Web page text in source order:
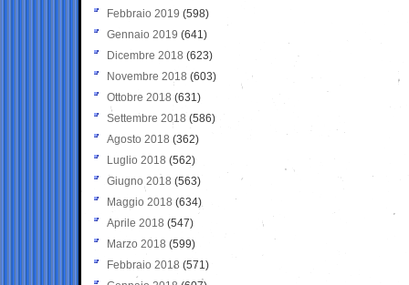
Febbraio 2019 (598)
Gennaio 2019 (641)
Dicembre 2018 (623)
Novembre 2018 (603)
Ottobre 2018 (631)
Settembre 2018 (586)
Agosto 2018 (362)
Luglio 2018 (562)
Giugno 2018 (563)
Maggio 2018 (634)
Aprile 2018 (547)
Marzo 2018 (599)
Febbraio 2018 (571)